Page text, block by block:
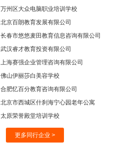
万州区大众电脑职业培训学校
北京百朗教育发展有限公司
长春市悠悠麦田教育信息咨询有限公司
武汉睿才教育投资有限公司
上海赛强企业管理咨询有限公司
佛山伊丽莎白美容学校
合肥忆百分教育咨询有限公司
北京市西城区什刹海宁心园老年公寓
太原荣誉殿堂培训学校
更多同行企业 >